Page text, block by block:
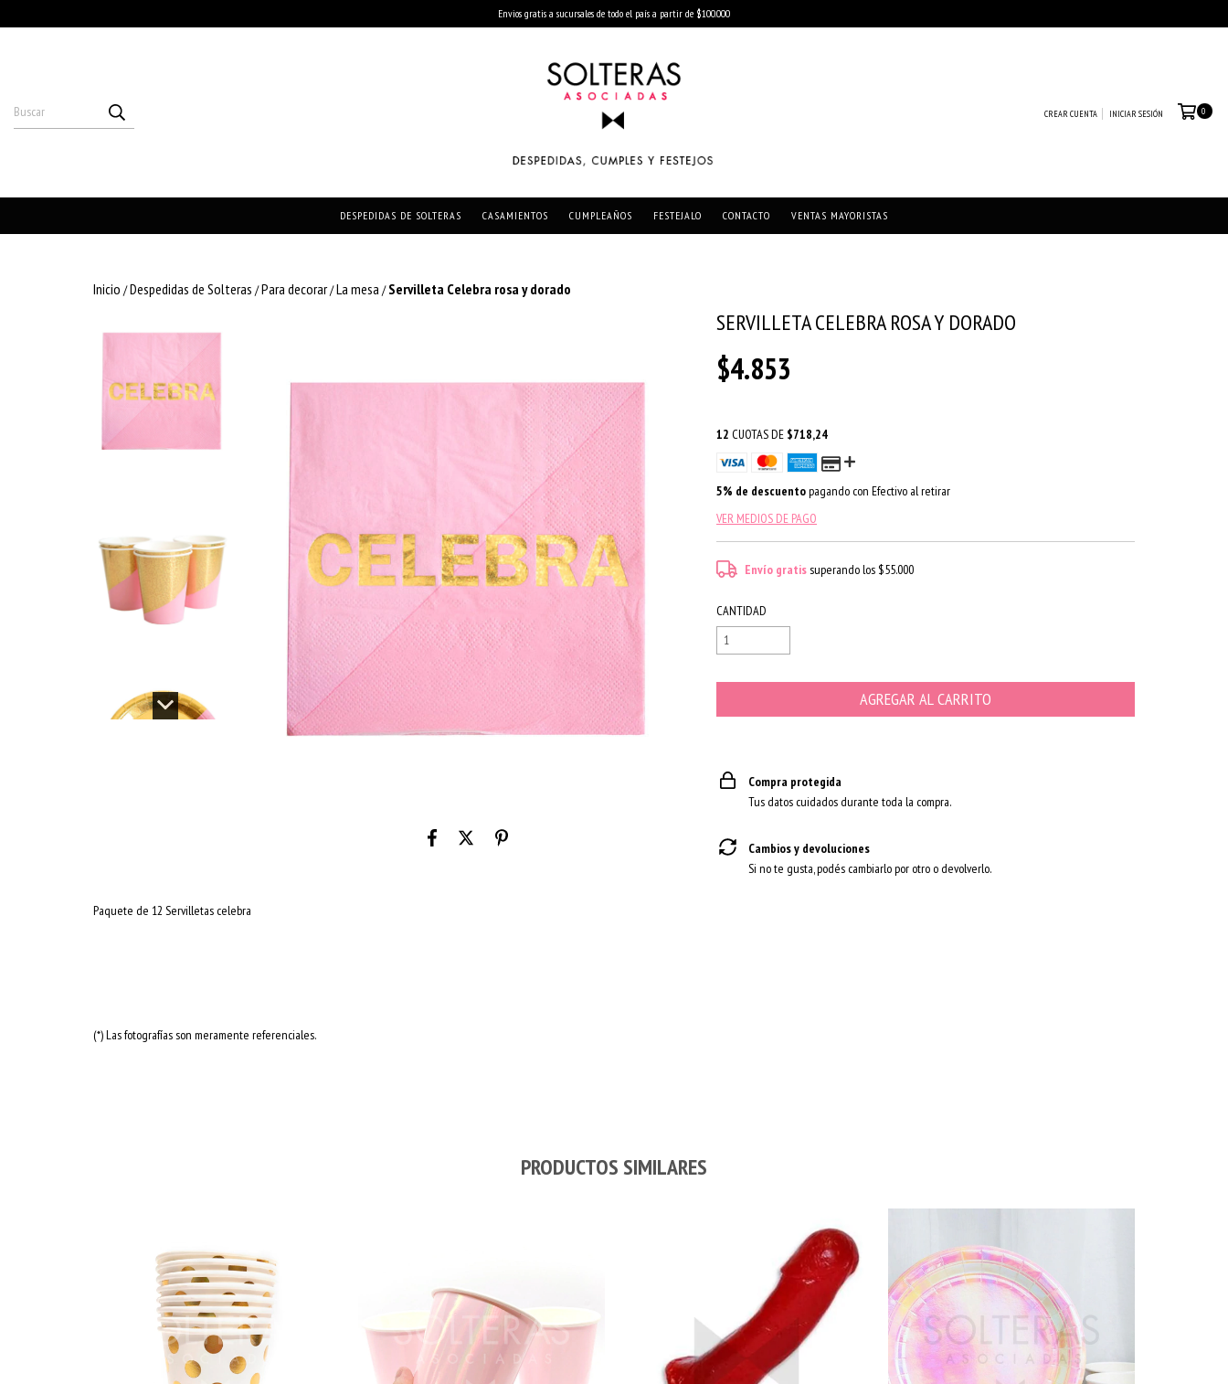
Envios gratis a sucursales de todo el país a partir de $100.000
CREAR CUENTA INICIAR SESIÓN 0
DESPEDIDAS DE SOLTERAS CASAMIENTOS CUMPLEAÑOS FESTEJALO CONTACTO VENTAS MAYORISTAS
Inicio /Despedidas de Solteras /Para decorar/La mesa / Servilleta Celebra rosa y dorado
Paquete de 12 Servilletas celebra
(*) Las fotografías son meramente referenciales.
SERVILLETA CELEBRA ROSA Y DORADO
$4.853
12 CUOTAS DE $718,24
5% de descuentopagando con Efectivo al retirar
VER MEDIOS DE PAGO
Envío gratissuperando los $55.000
CANTIDAD
Compra protegida
Tus datos cuidados durante toda la compra.
Cambios y devoluciones
Si no te gusta, podés cambiarlo por otro o devolverlo.
PRODUCTOS SIMILARES